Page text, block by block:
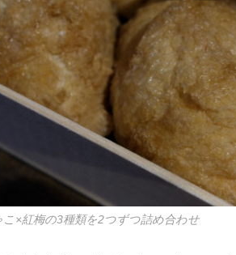
×紅梅の3種類を2つずつ詰め合わせ